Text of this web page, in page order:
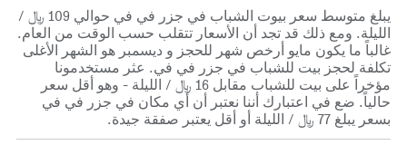
يبلغ متوسط سعر بيوت الشباب في جزر في في حوالي 109 ﷼ /
الليلة. ومع ذلك قد تجد أن الأسعار تتقلب حسب الوقت من العام.
غالباً ما يكون مايو أرخص شهر للحجز و ديسمبر هو الشهر الأغلى
تكلفة لحجز بيت للشباب في جزر في في. عثر مستخدمونا
مؤخراً على بيت للشباب مقابل 16 ﷼ / الليلة - وهو أقل سعر
حالياً. ضع في اعتبارك أننا نعتبر أن أي مكان في جزر في في
بسعر يبلغ 77 ﷼ / الليلة أو أقل يعتبر صفقة جيدة.